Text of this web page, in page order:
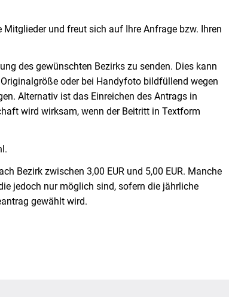
und freut sich auf Ihre Anfrage bzw. Ihren
des gewünschten Bezirks zu senden. Dies kann
oder bei Handyfoto bildfüllend wegen
Alternativ ist das Einreichen des Antrags in
wird wirksam, wenn der Beitritt in Textform
Bezirk zwischen 3,00 EUR und 5,00 EUR. Manche
jedoch nur möglich sind, sofern die jährliche
gewählt wird.